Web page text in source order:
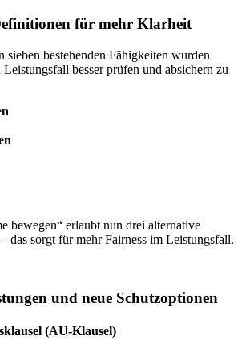
für mehr Klarheit
bestehenden Fähigkeiten wurden
besser prüfen und absichern zu
bewegen“ erlaubt nun drei alternative
das sorgt für mehr Fairness im Leistungsfall.
und neue Schutzoptionen
(AU-Klausel)